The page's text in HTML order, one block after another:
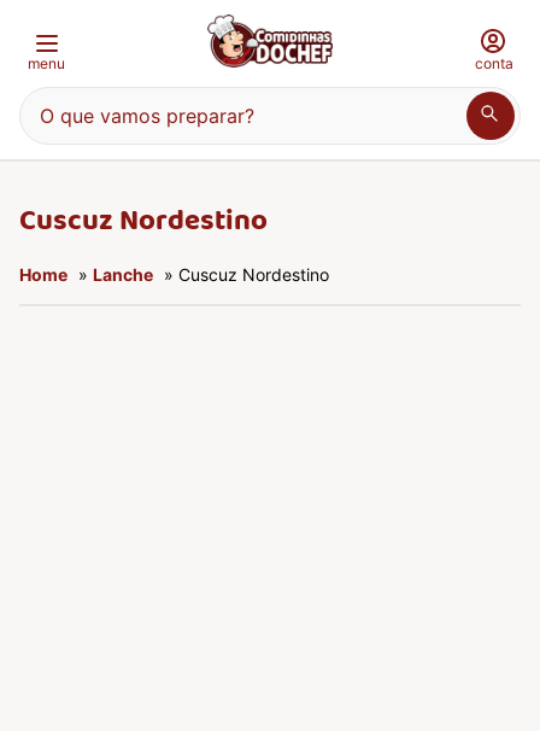
menu
O que vamos preparar?
conta
Cuscuz Nordestino
Home » Lanche » Cuscuz Nordestino